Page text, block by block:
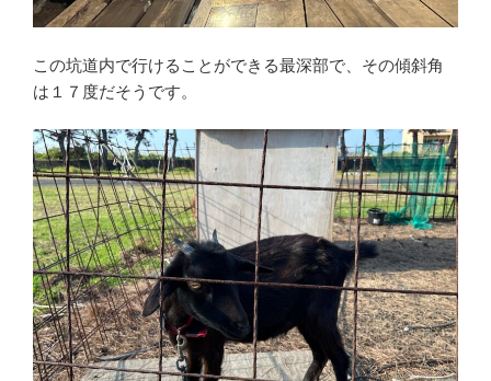
この坑道内で行けることができる最深部で、その傾斜角
は１７度だそうです。